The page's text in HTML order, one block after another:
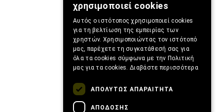
χρησιμοποιεί cookies
Αυτός ο ιστότοπος χρησιμοποιεί cookies
για τη βελτίωση της εμπειρίας των
χρηστών. Χρησιμοποιώντας τον ιστότοπό
μας, παρέχετε τη συγκατάθεσή σας για
όλα τα cookies σύμφωνα με την Πολιτική
μας για τα cookies. Διαβάστε περισσότερα
ΑΠΟΛΎΤΩΣ ΑΠΑΡΑΊΤΗΤΑ
ΑΠΌΔΟΣΗΣ